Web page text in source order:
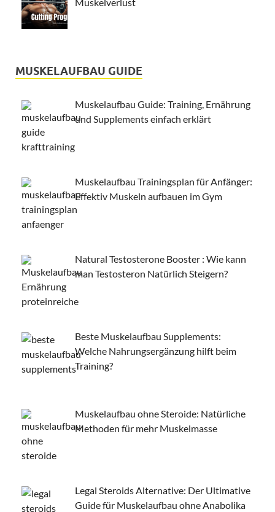
MUSKELAUFBAU GUIDE
Muskelaufbau Guide: Training, Ernährung
und Supplements einfach erklärt
Muskelaufbau Trainingsplan für Anfänger:
Effektiv Muskeln aufbauen im Gym
Natural Testosterone Booster : Wie kann
man Testosteron Natürlich Steigern?
Beste Muskelaufbau Supplements:
Welche Nahrungsergänzung hilft beim
Training?
Muskelaufbau ohne Steroide: Natürliche
Methoden für mehr Muskelmasse
Legal Steroids Alternative: Der Ultimative
Guide für Muskelaufbau ohne Anabolika